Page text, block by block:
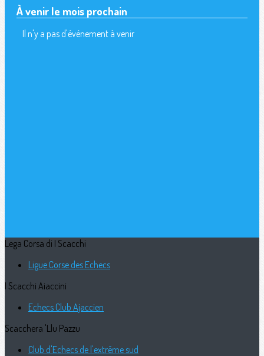
À venir le mois prochain
Il n'y a pas d'événement à venir
Lega Corsa di I Scacchi
Ligue Corse des Echecs
I Scacchi Aiaccini
Echecs Club Ajaccien
Scacchera 'Llu Pazzu
Club d'Echecs de l'extrême sud